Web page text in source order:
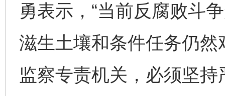
勇表示，“当前反腐败斗
滋生土壤和条件任务仍
监察专责机关，必须坚